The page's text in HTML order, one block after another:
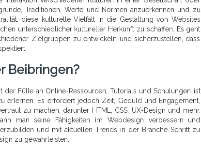
Traditionen, Werte und Normen anzuerkennen und zu
diese kulturelle Vielfalt in die Gestaltung von Websites
unterschiedlicher kultureller Herkunft zu schaffen. Es geht
Zielgruppen zu entwickeln und sicherzustellen, dass
Beibringen?
Fülle an Online-Ressourcen, Tutorials und Schulungen ist
Es erfordert jedoch Zeit, Geduld und Engagement,
zu machen, darunter HTML, CSS, UX-Design und mehr.
man seine Fähigkeiten im Webdesign verbessern und
und mit aktuellen Trends in der Branche Schritt zu
zu gewährleisten.